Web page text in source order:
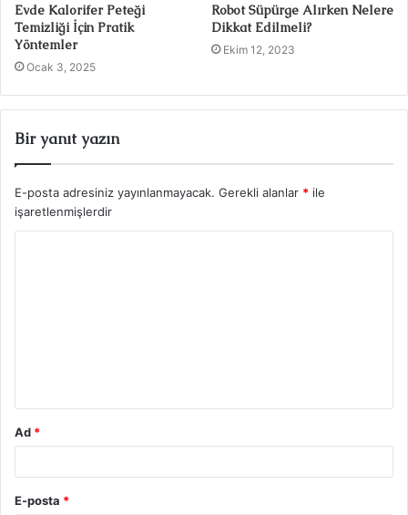
Evde Kalorifer Peteği
Temizliği İçin Pratik
Yöntemler
Ocak 3, 2025
Robot Süpürge Alırken Nelere
Dikkat Edilmeli?
Ekim 12, 2023
Bir yanıt yazın
E-posta adresiniz yayınlanmayacak. Gerekli alanlar * ile
işaretlenmişlerdir
Ad *
E-posta *